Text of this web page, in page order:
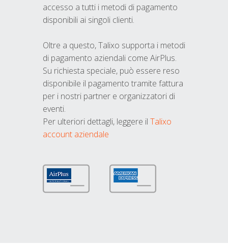
accesso a tutti i metodi di pagamento
disponibili ai singoli clienti.
Oltre a questo, Talixo supporta i metodi
di pagamento aziendali come AirPlus.
Su richiesta speciale, può essere reso
disponibile il pagamento tramite fattura
per i nostri partner e organizzatori di
eventi.
Per ulteriori dettagli, leggere il Talixo
account aziendale